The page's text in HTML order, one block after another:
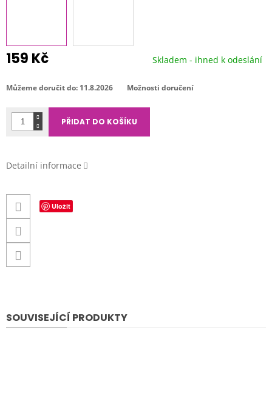
159 Kč
cena:
Skladem - ihned k odeslání
Můžeme doručit do: 11.8.2026 Možnosti doručení
PŘIDAT DO KOŠÍKU
Detailní informace
Uložit
SOUVISEJÍCÍ PRODUKTY